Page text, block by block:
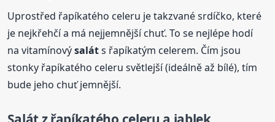
Uprostřed řapíkatého celeru je takzvané srdíčko, které
je nejkřehčí a má nejjemnější chuť. To se nejlépe hodí
na vitamínovýsaláts řapíkatým celerem. Čím jsou
stonky řapíkatého celeru světlejší (ideálně až bílé), tím
bude jeho chuť jemnější.